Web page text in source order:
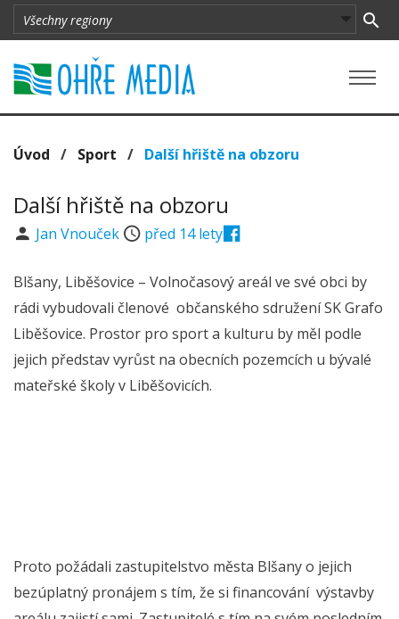
Úvod / Sport / Další hřiště na obzoru
Další hřiště na obzoru
Jan Vnouček před 14 lety
Blšany, Liběšovice – Volnočasový areál ve své obci by
rádi vybudovali členové občanského sdružení SK Grafo
Liběšovice. Prostor pro sport a kulturu by měl podle
jejich představ vyrůst na obecních pozemcích u bývalé
mateřské školy v Liběšovicích.
Proto požádali zastupitelstvo města Blšany o jejich
bezúplatný pronájem s tím, že si financování výstavby